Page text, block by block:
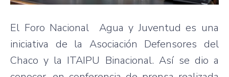
El Foro Nacional Agua y Juventud es una
iniciativa de la Asociación Defensores del
Chaco y la ITAIPU Binacional. Así se dio a